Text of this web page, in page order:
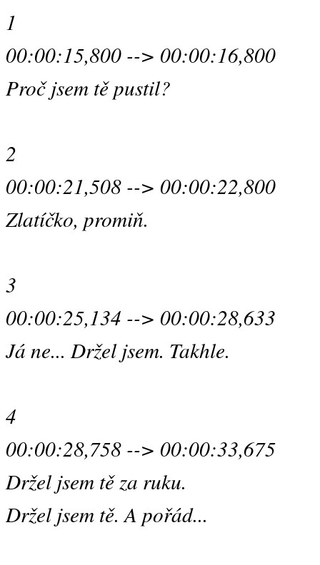
1
00:00:15,800 --> 00:00:16,800
Proč jsem tě pustil?
2
00:00:21,508 --> 00:00:22,800
Zlatíčko, promiň.
3
00:00:25,134 --> 00:00:28,633
Já ne... Držel jsem. Takhle.
4
00:00:28,758 --> 00:00:33,675
Držel jsem tě za ruku.
Držel jsem tě. A pořád...